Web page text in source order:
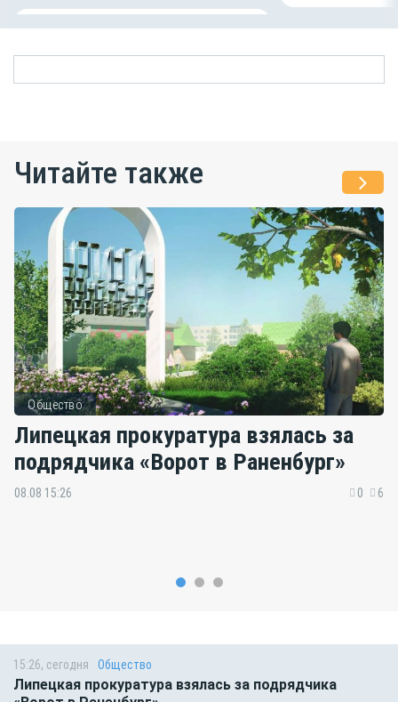
Читайте также
Общество
Липецкая прокуратура взялась за
подрядчика «Ворот в Раненбург»
08.08 15:26 0 6
15:26, сегодня Общество
Липецкая прокуратура взялась за подрядчика